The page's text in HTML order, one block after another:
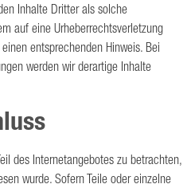
Inhalte Dritter als solche
auf eine Urheberrechtsverletzung
entsprechenden Hinweis. Bei
werden wir derartige Inhalte
des Internetangebotes zu betrachten,
wurde. Sofern Teile oder einzelne